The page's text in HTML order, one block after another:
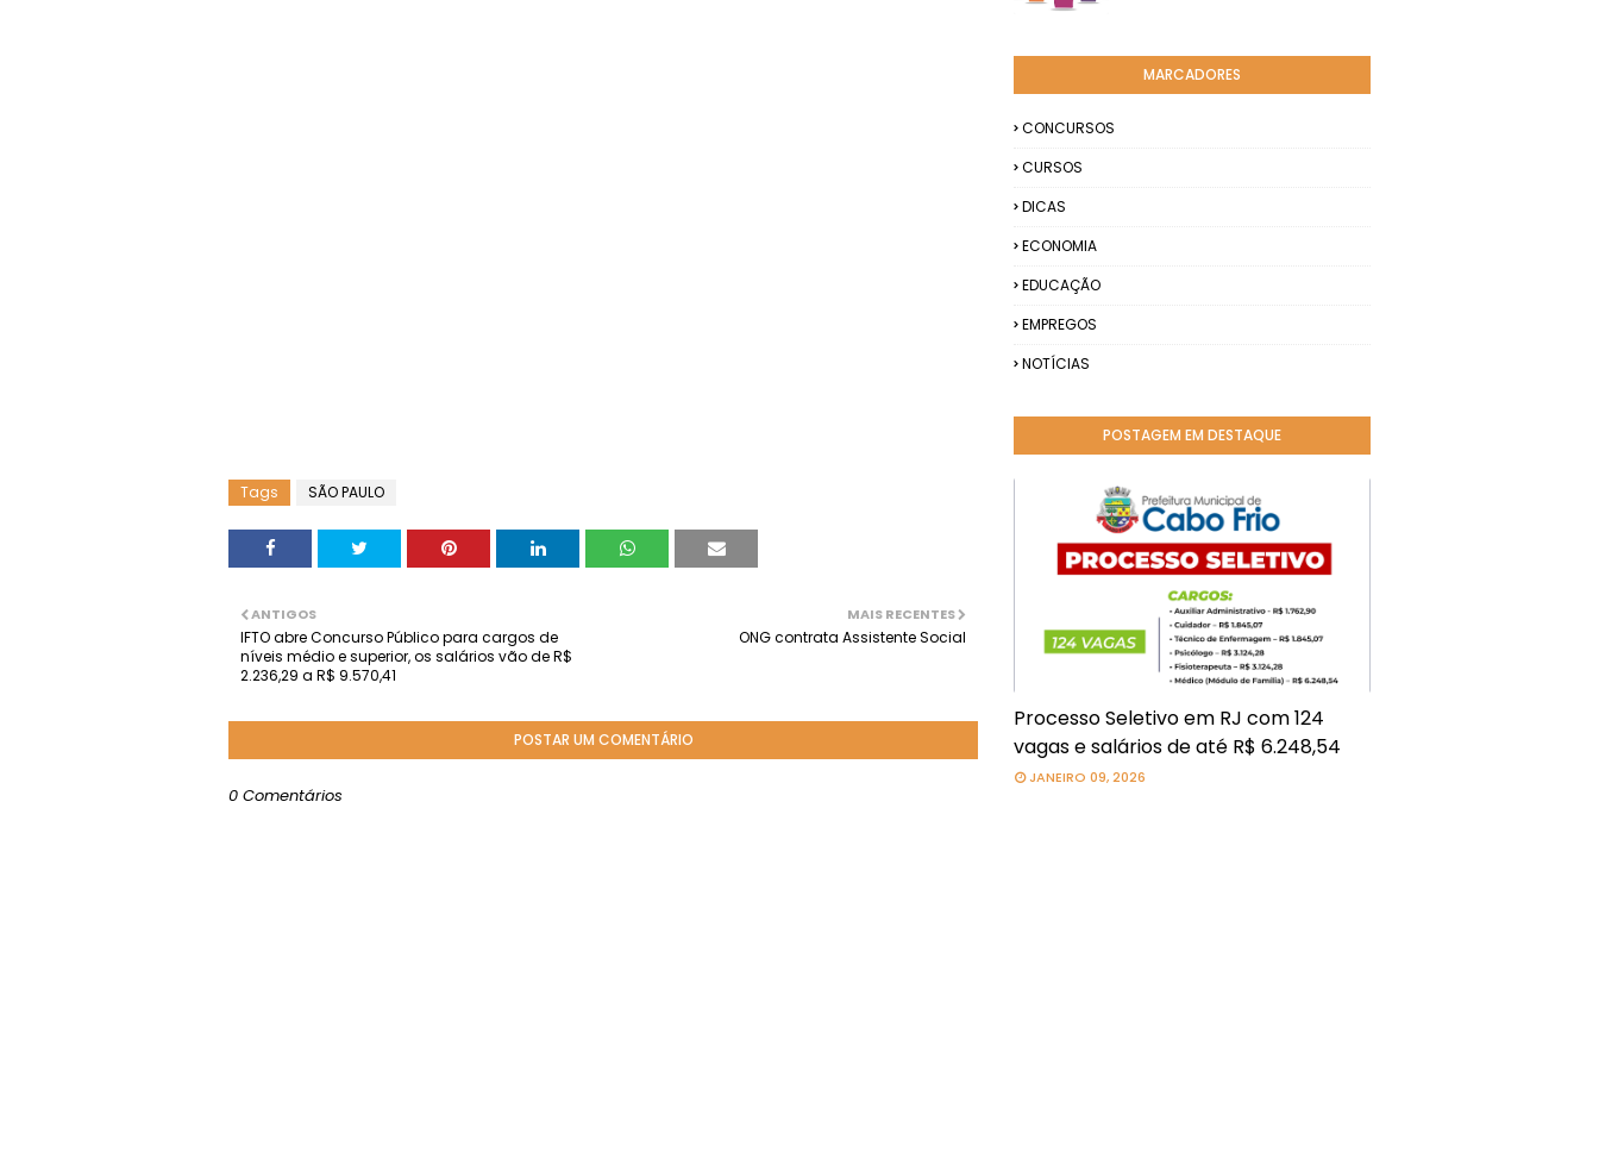
Tags SÃO PAULO
MAIS RECENTES
ONG contrata Assistente Social
ANTIGOS
IFTO abre Concurso Público para cargos de
níveis médio e superior, os salários vão de R$
2.236,29 a R$ 9.570,41
POSTAR UM COMENTÁRIO
0 Comentários
MARCADORES
CONCURSOS
CURSOS
DICAS
ECONOMIA
EDUCAÇÃO
EMPREGOS
NOTÍCIAS
POSTAGEM EM DESTAQUE
Processo Seletivo em RJ com 124
vagas e salários de até R$ 6.248,54
JANEIRO 09, 2026